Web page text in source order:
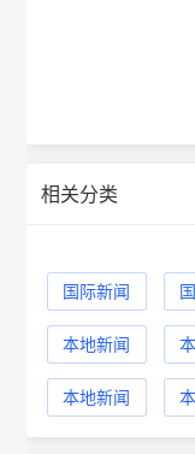
相关分类
国际新闻
本地新闻
本地新闻